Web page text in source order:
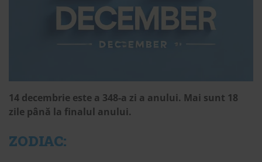
14 decembrie este a 348-a zi a anului. Mai sunt 18
zile până la finalul anului.
ZODIAC: